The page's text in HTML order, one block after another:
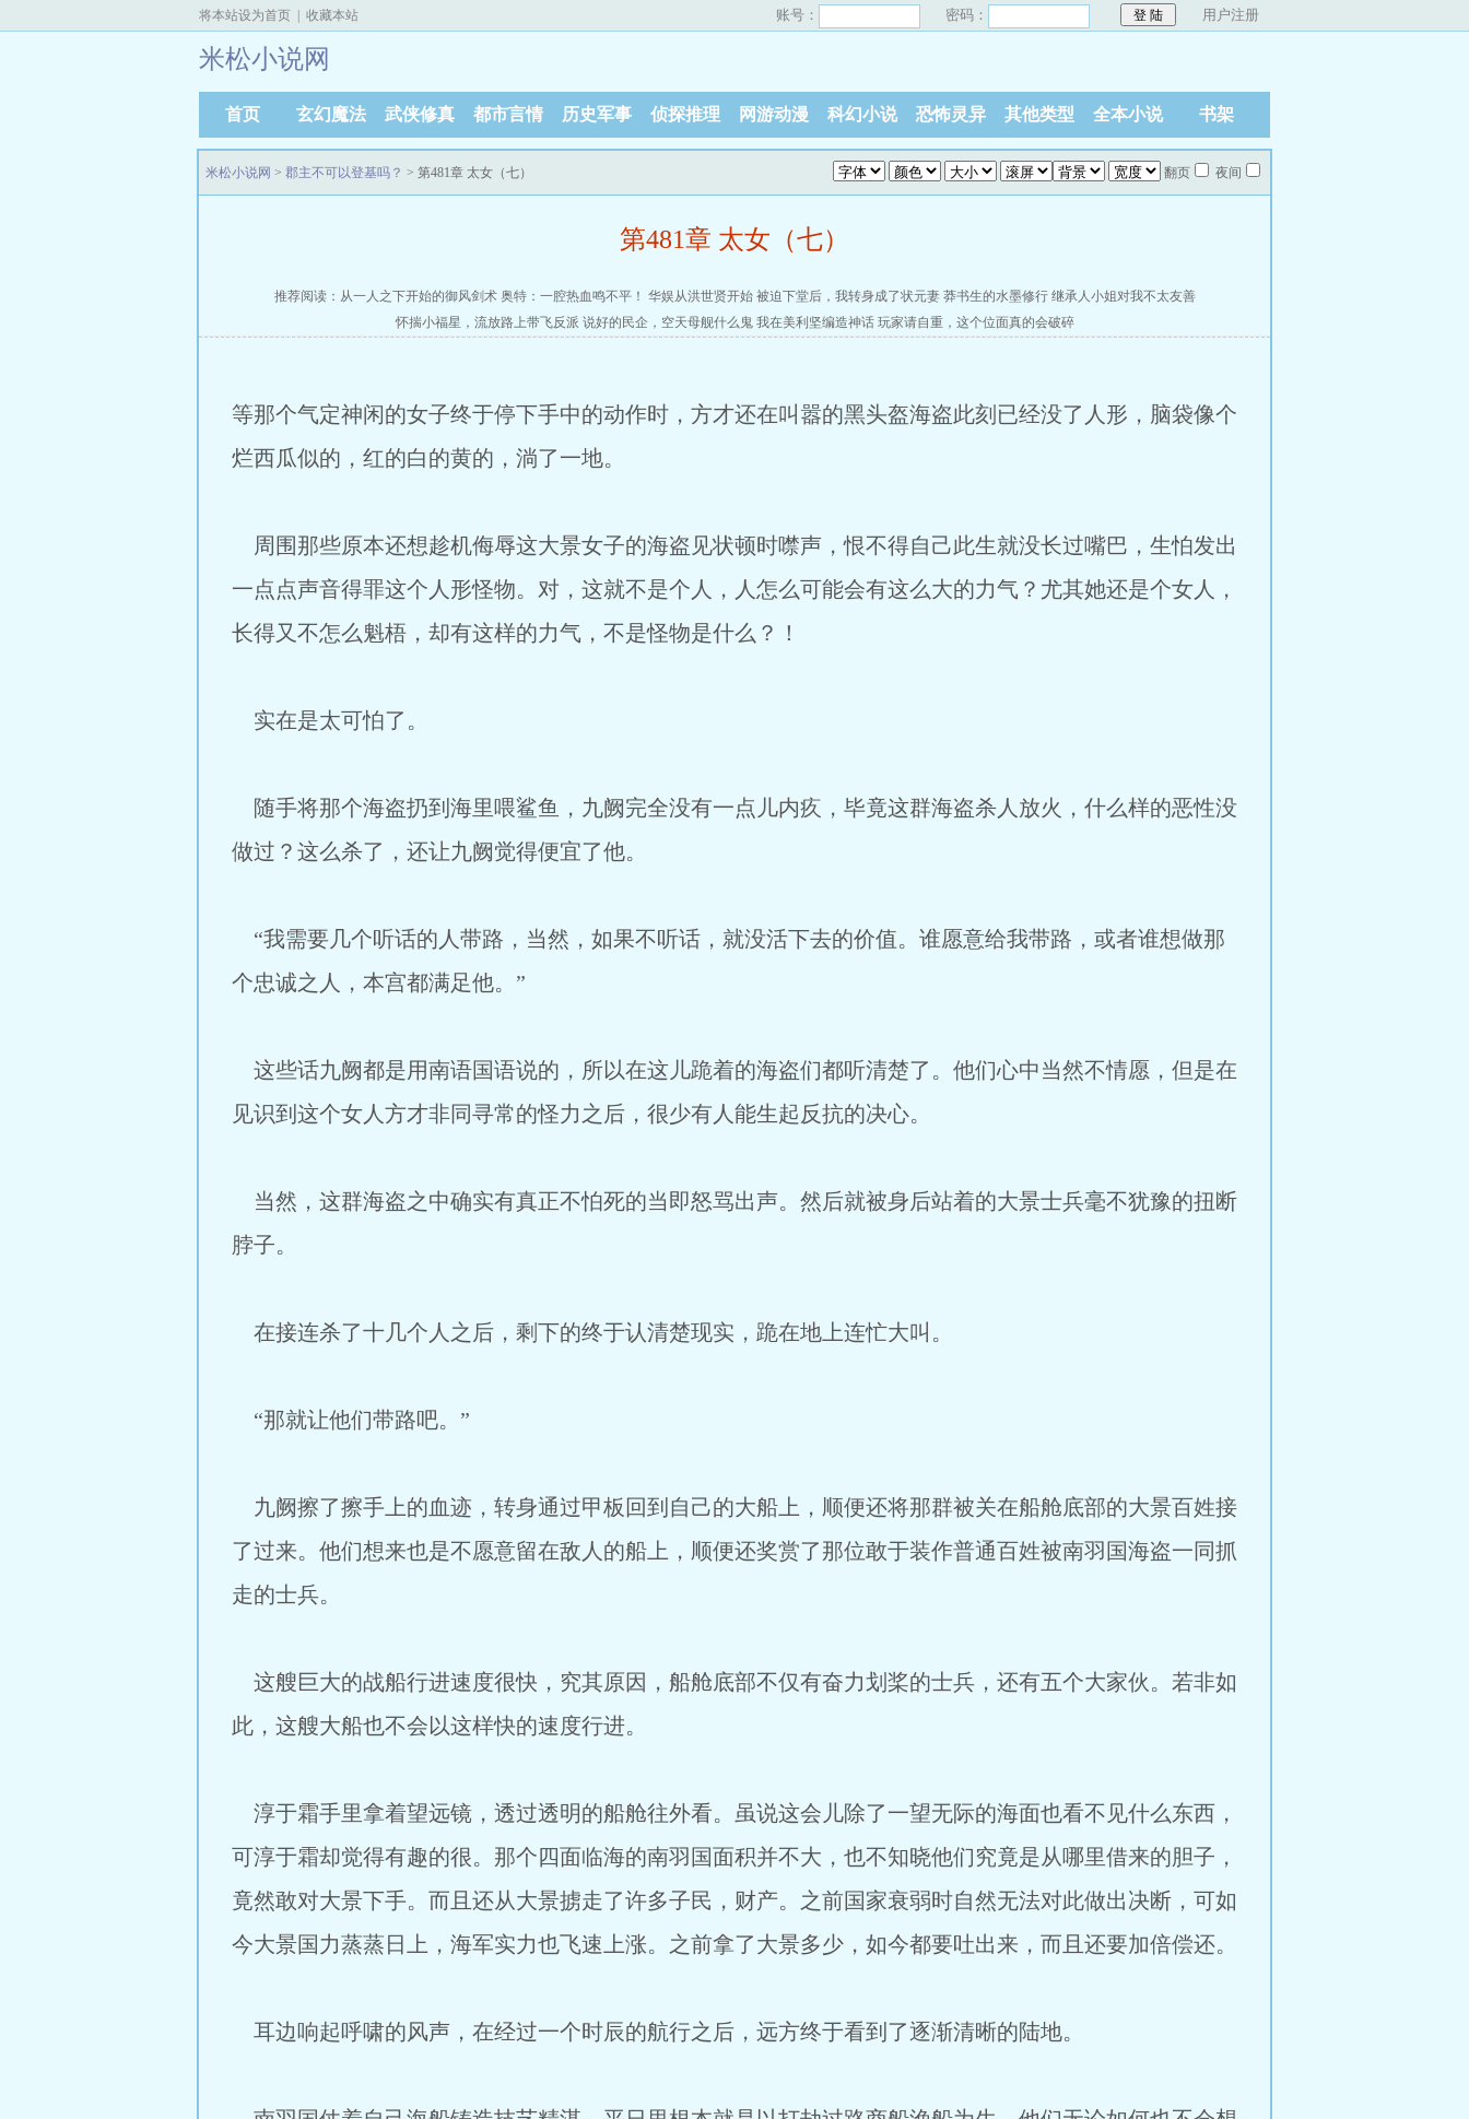
将本站设为首页 收藏本站 账号： 密码： 用户注册
米松小说网
首页 玄幻魔法 武侠修真 都市言情 历史军事 侦探推理 网游动漫 科幻小说 恐怖灵异 其他类型 全本小说 书架
米松小说网 > 郡主不可以登基吗？ > 第481章 太女（七） 翻页 夜间
第481章 太女（七）
推荐阅读： 从一人之下开始的御风剑术 奥特：一腔热血鸣不平！ 华娱从洪世贤开始 被迫下堂后，我转身成了状元妻 莽书生的水墨修行 继承人小姐对我不太友善
怀揣小福星，流放路上带飞反派 说好的民企，空天母舰什么鬼 我在美利坚编造神话 玩家请自重，这个位面真的会破碎
等那个气定神闲的女子终于停下手中的动作时，方才还在叫嚣的黑头盔海盗此刻已经没了人形，脑袋像个
烂西瓜似的，红的白的黄的，淌了一地。
周围那些原本还想趁机侮辱这大景女子的海盗见状顿时噤声，恨不得自己此生就没长过嘴巴，生怕发出
一点点声音得罪这个人形怪物。对，这就不是个人，人怎么可能会有这么大的力气？尤其她还是个女人，
长得又不怎么魁梧，却有这样的力气，不是怪物是什么？！
实在是太可怕了。
随手将那个海盗扔到海里喂鲨鱼，九阙完全没有一点儿内疚，毕竟这群海盗杀人放火，什么样的恶性没
做过？这么杀了，还让九阙觉得便宜了他。
“我需要几个听话的人带路，当然，如果不听话，就没活下去的价值。谁愿意给我带路，或者谁想做那
个忠诚之人，本宫都满足他。”
这些话九阙都是用南语国语说的，所以在这儿跪着的海盗们都听清楚了。他们心中当然不情愿，但是在
见识到这个女人方才非同寻常的怪力之后，很少有人能生起反抗的决心。
当然，这群海盗之中确实有真正不怕死的当即怒骂出声。然后就被身后站着的大景士兵毫不犹豫的扭断
脖子。
在接连杀了十几个人之后，剩下的终于认清楚现实，跪在地上连忙大叫。
“那就让他们带路吧。”
九阙擦了擦手上的血迹，转身通过甲板回到自己的大船上，顺便还将那群被关在船舱底部的大景百姓接
了过来。他们想来也是不愿意留在敌人的船上，顺便还奖赏了那位敢于装作普通百姓被南羽国海盗一同抓
走的士兵。
这艘巨大的战船行进速度很快，究其原因，船舱底部不仅有奋力划桨的士兵，还有五个大家伙。若非如
此，这艘大船也不会以这样快的速度行进。
淳于霜手里拿着望远镜，透过透明的船舱往外看。虽说这会儿除了一望无际的海面也看不见什么东西，
可淳于霜却觉得有趣的很。那个四面临海的南羽国面积并不大，也不知晓他们究竟是从哪里借来的胆子，
竟然敢对大景下手。而且还从大景掳走了许多子民，财产。之前国家衰弱时自然无法对此做出决断，可如
今大景国力蒸蒸日上，海军实力也飞速上涨。之前拿了大景多少，如今都要吐出来，而且还要加倍偿还。
耳边响起呼啸的风声，在经过一个时辰的航行之后，远方终于看到了逐渐清晰的陆地。